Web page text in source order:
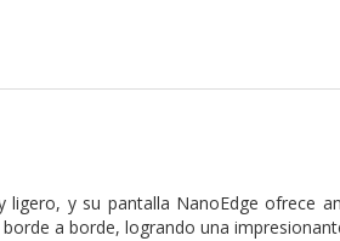
ligero, y su pantalla NanoEdge ofrece
a borde, logrando una